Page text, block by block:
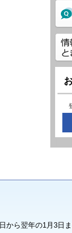
から翌年の1月3日ま